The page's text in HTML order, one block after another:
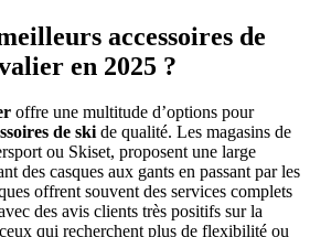
accessoires de
en 2025 ?
offre une multitude d’options pour
de skide qualité. Les magasins de
ou Skiset, proposent une large
des casques aux gants en passant par les
offrent souvent des services complets
des avis clients très positifs sur la
qui recherchent plus de flexibilité ou